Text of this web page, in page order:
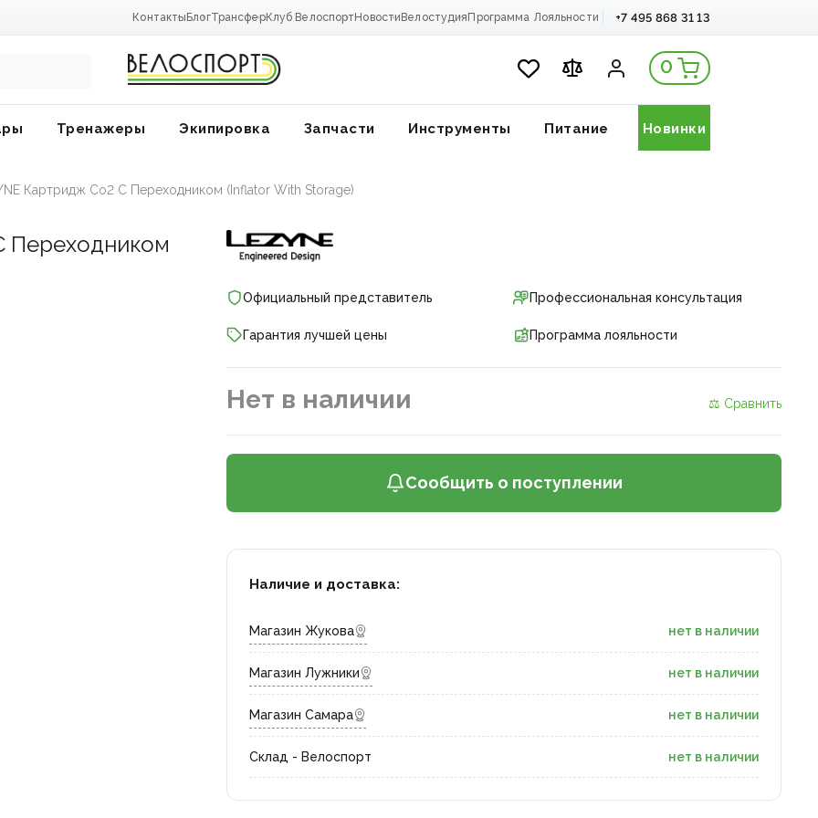
Контакты БлогТрансферКлуб Велоспорт Новости Велостудия Программа Лояльности +7 495 868 31 13
0
Тренажеры Экипировка Запчасти Инструменты Питание Новинки
Картридж Со2 С Переходником (Inflator With Storage)
Переходником
Официальный представитель Профессиональная консультация
Гарантия лучшей цены Программа лояльности
Нет в наличии ⚖ Сравнить
Сообщить о поступлении
Наличие и доставка:
Магазин Жукова нет в наличии
Магазин Лужники нет в наличии
Магазин Самара нет в наличии
Склад - Велоспорт нет в наличии